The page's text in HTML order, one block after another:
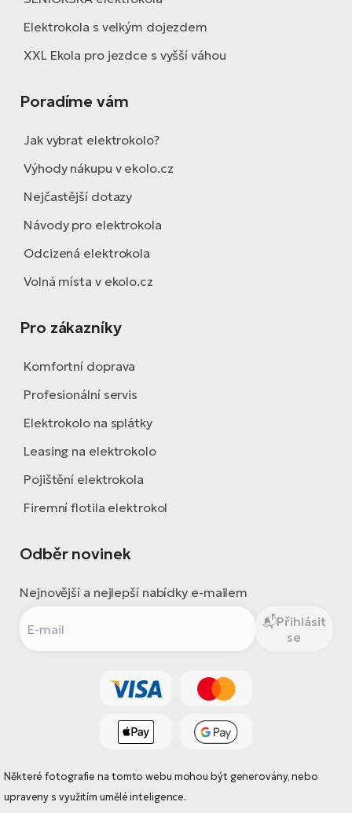
Elektrokola s velkým dojezdem
XXL Ekola pro jezdce s vyšší váhou
Poradíme vám
Jak vybrat elektrokolo?
Výhody nákupu v ekolo.cz
Nejčastější dotazy
Návody pro elektrokola
Odcizená elektrokola
Volná místa v ekolo.cz
Pro zákazníky
Komfortní doprava
Profesionální servis
Elektrokolo na splátky
Leasing na elektrokolo
Pojištění elektrokola
Firemní flotila elektrokol
Odběr novinek
Nejnovější a nejlepší nabídky e-mailem
Přihlásit
se
Některé fotografie na tomto webu mohou být generovány, nebo
upraveny s využitím umělé inteligence.